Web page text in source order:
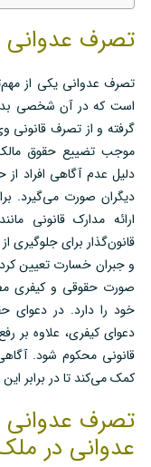
تصرف عدوانی
تصرف عدوانی یکی از
است که در آن شخصی
گرفته و از تصرف قانونی
موجب تضییع حقوق
دلیل عدم آگاهی افراد از
دیگران صورت می‌گیرد.
ارائه مدارک قانونی
قانون‌گذار برای جلوگیری
و جبران خسارت تعیین
صورت حقوقی و کیفری
خود را دارد. در دعوای
دعوای کیفری، علاوه بر
قانونی محکوم شود.
کمک می‌کند تا در برابر
تصرف
عدوانی در